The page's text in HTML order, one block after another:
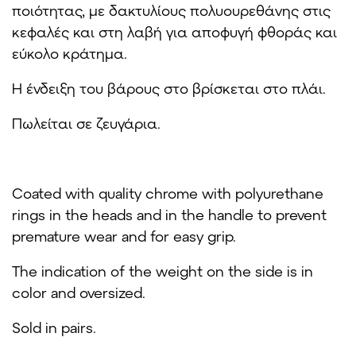
ποιότητας, με δακτυλίους πολυουρεθάνης στις
κεφαλές και στη λαβή για αποφυγή φθοράς και
εύκολο κράτημα.
Η ένδειξη του βάρους στο βρίσκεται στο πλάι.
Πωλείται σε ζευγάρια.
Coated with quality chrome with polyurethane
rings in the heads and in the handle to prevent
premature wear and for easy grip.
The indication of the weight on the side is in
color and oversized.
Sold in pairs.